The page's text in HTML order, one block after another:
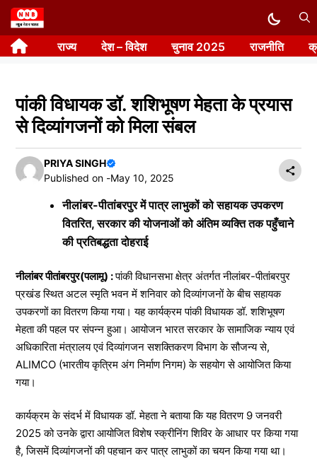
Skip
to
content राज्य देश – विदेश चुनाव 2025 राजनीति
पांकी विधायक डॉ. शशिभूषण मेहता के प्रयास
से दिव्यांगजनों को मिला संबल
PRIYA SINGH
Published on -May 10, 2025
नीलांबर-पीतांबरपुर में पात्र लाभुकों को सहायक उपकरण
वितरित, सरकार की योजनाओं को अंतिम व्यक्ति तक पहुँचाने
की प्रतिबद्धता दोहराई
नीलांबर पीतांबरपुर(पलामू) :पांकी विधानसभा क्षेत्र अंतर्गत नीलांबर-पीतांबरपुर
प्रखंड स्थित अटल स्मृति भवन में शनिवार को दिव्यांगजनों के बीच सहायक
उपकरणों का वितरण किया गया। यह कार्यक्रम पांकी विधायक डॉ. शशिभूषण
मेहता की पहल पर संपन्न हुआ। आयोजन भारत सरकार के सामाजिक न्याय एवं
अधिकारिता मंत्रालय एवं दिव्यांगजन सशक्तिकरण विभाग के सौजन्य से,
ALIMCO (भारतीय कृत्रिम अंग निर्माण निगम) के सहयोग से आयोजित किया
गया।
कार्यक्रम के संदर्भ में विधायक डॉ. मेहता ने बताया कि यह वितरण 9 जनवरी
2025 को उनके द्वारा आयोजित विशेष स्क्रीनिंग शिविर के आधार पर किया गया
है, जिसमें दिव्यांगजनों की पहचान कर पात्र लाभुकों का चयन किया गया था।